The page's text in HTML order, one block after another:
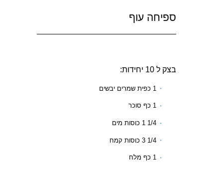
ספיחה עוף
בצק ל 10 יחידות:
1 כפית שמרים יבשים
1 כף סוכר
1/4 1 כוסות מים
1/4 3 כוסות קמח
1 כף מלח